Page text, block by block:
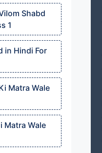
Vilom Shabd
1
in Hindi For
Ki Matra Wale
Matra Wale